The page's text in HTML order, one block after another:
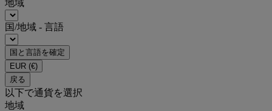
地域
国/地域 - 言語
国と言語を確定
EUR (€)
戻る
以下で通貨を選択
地域